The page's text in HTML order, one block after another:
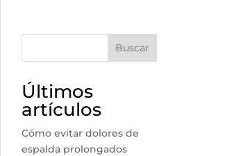
Buscar
Últimos
artículos
Cómo evitar dolores de
espalda prolongados